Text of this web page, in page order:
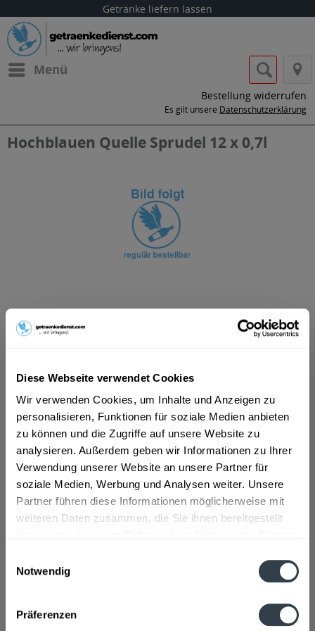
Diese Webseite verwendet Cookies
Wir verwenden Cookies, um Inhalte und Anzeigen zu
personalisieren, Funktionen für soziale Medien anbieten
zu können und die Zugriffe auf unsere Website zu
analysieren. Außerdem geben wir Informationen zu Ihrer
Verwendung unserer Website an unsere Partner für
soziale Medien, Werbung und Analysen weiter. Unsere
Partner führen diese Informationen möglicherweise mit
weiteren Daten zusammen, die Sie ihnen bereitgestellt
Notwendig
Präferenzen
Getränke liefern lassen
Menü
Bestellung widerrufen
Es gilt unsere Datenschutzerklärung
Hochblauen Quelle Sprudel 12 x 0,7l
inkl. MwSt.ggf. zzgl. Erschwerniszuschlag
Vorrätig
MEHRWEG
+3,30 € Pfand
In den Warenkorb
Artikel-Nr.:
mehr